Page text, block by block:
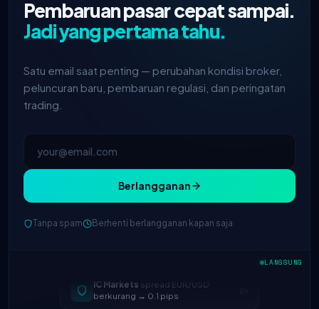
Pembaruan pasar cepat sampai.
Jadi yang pertama tahu.
Satu email saat penting — perubahan kondisi broker,
peluncuran baru, pembaruan regulasi, dan peringatan
trading.
Berlangganan
Tanpa spam Berhenti berlangganan kapan saja
LANGSUNG
berkurang → 0.1 pips